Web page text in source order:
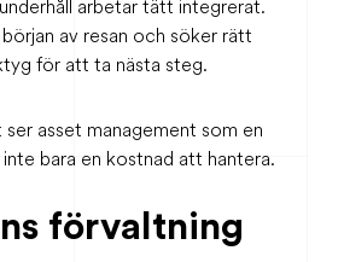
arbetar tätt integrerat.
av resan och söker rätt
för att ta nästa steg.
asset management som en
bara en kostnad att hantera.
förvaltning